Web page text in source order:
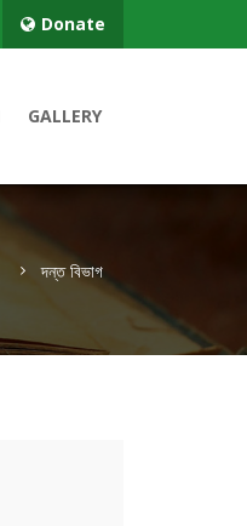
Donate
GALLERY
দন্ত বিভাগ